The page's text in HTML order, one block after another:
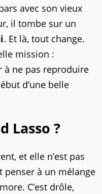
avec son vieux
il tombe sur un
. Et là, tout change.
mission :
à ne pas reproduire
d’une belle
Lasso ?
et elle n’est pas
penser à un mélange
C’est drôle,